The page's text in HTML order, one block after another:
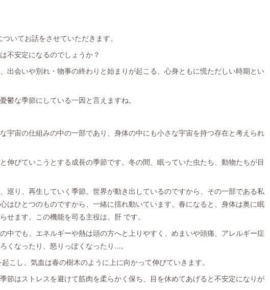
いてお話をさせていただきます。
不安定になるのでしょうか？
出会いや別れ・物事の終わりと始まりが起こる、心身ともに慌ただしい時期とい
な季節にしている一因と言えますね。
宇宙の仕組みの中の一部であり、身体の中にも小さな宇宙を持つ存在と考えられ
伸びていこうとする成長の季節です。冬の間、眠っていた虫たち、動物たちが目
巡り、再生していく季節。世界が動き出しているのですから、その一部である私
はひとつのものですから、一緒に揺れ動いています。春になると、身体は奥に眠
せます。この機能を司る主役は、肝 です。
中でも、エネルギーや熱は頭の方へと上りやすく、めまいや頭痛、アレルギー症
くなったり、怒りっぽくなったり...。
こし、気血は春の樹木のように上に向かって伸びていきます。
節はストレスを避けて筋肉を柔らかく保ち、目を休めてあげると不安定になりが